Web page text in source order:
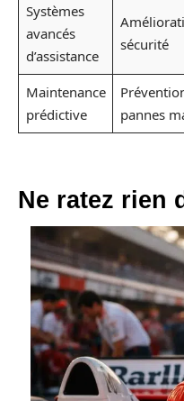
Systèmes
avancés
d’assistance
sécurité
Maintenance
prédictive
pannes
Ne ratez rien